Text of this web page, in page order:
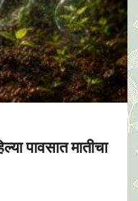
पावसात मातीचा